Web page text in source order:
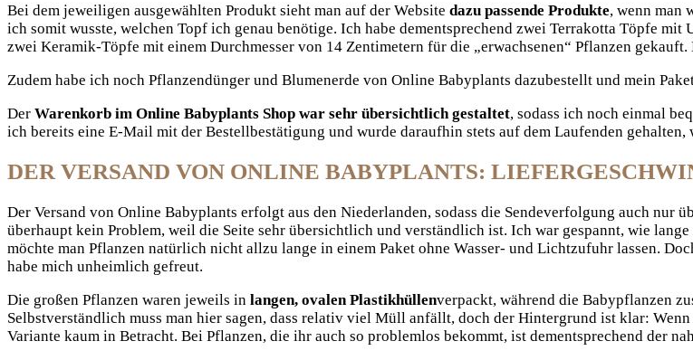
Bei dem jeweiligen ausgewählten Produkt sieht man auf der Website dazu passende Produkte, wenn man
ich somit wusste, welchen Topf ich genau benötige. Ich habe dementsprechend zwei Terrakotta Töpfe
zwei Keramik-Töpfe mit einem Durchmesser von 14 Zentimetern für die „erwachsenen“ Pflanzen gekauft.
Zudem habe ich noch Pflanzendünger und Blumenerde von Online Babyplants dazubestellt und mein
Der Warenkorb im Online Babyplants Shop war sehr übersichtlich gestaltet, sodass ich noch einmal
ich bereits eine E-Mail mit der Bestellbestätigung und wurde daraufhin stets auf dem Laufenden gehalten,
DER VERSAND VON ONLINE BABYPLANTS:
Der Versand von Online Babyplants erfolgt aus den Niederlanden, sodass die Sendeverfolgung auch nur
überhaupt kein Problem, weil die Seite sehr übersichtlich und verständlich ist. Ich war gespannt, wie
möchte man Pflanzen natürlich nicht allzu lange in einem Paket ohne Wasser- und Lichtzufuhr lassen.
habe mich unheimlich gefreut.
Die großen Pflanzen waren jeweils in langen, ovalen Plastikhüllenverpackt, während die Babypflanzen
Selbstverständlich muss man hier sagen, dass relativ viel Müll anfällt, doch der Hintergrund ist klar:
Variante kaum in Betracht. Bei Pflanzen, die ihr auch so problemlos bekommt, ist dementsprechend der